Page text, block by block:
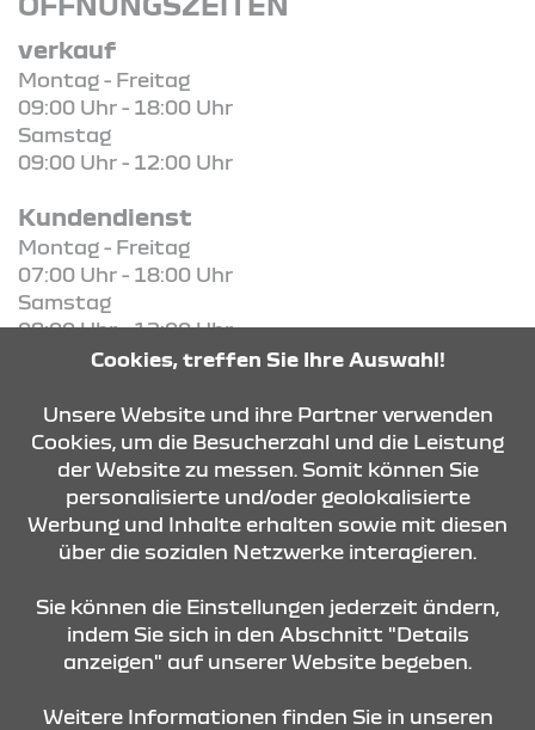
verkauf
Montag - Freitag
09:00 Uhr - 18:00 Uhr
Samstag
09:00 Uhr - 12:00 Uhr
Kundendienst
Montag - Freitag
07:00 Uhr - 18:00 Uhr
Samstag
08:00 Uhr - 12:00 Uhr
KONTAKT & ANFAHRT
ÖFFNUNGSZEITEN
STANDORTE
Cookies, treffen Sie Ihre Auswahl!
Unsere Website und ihre Partner verwenden
Cookies, um die Besucherzahl und die Leistung
der Website zu messen. Somit können Sie
personalisierte und/oder geolokalisierte
Werbung und Inhalte erhalten sowie mit diesen
über die sozialen Netzwerke interagieren.
Sie können die Einstellungen jederzeit ändern,
indem Sie sich in den Abschnitt "Details
anzeigen" auf unserer Website begeben.
Weitere Informationen finden Sie in unseren